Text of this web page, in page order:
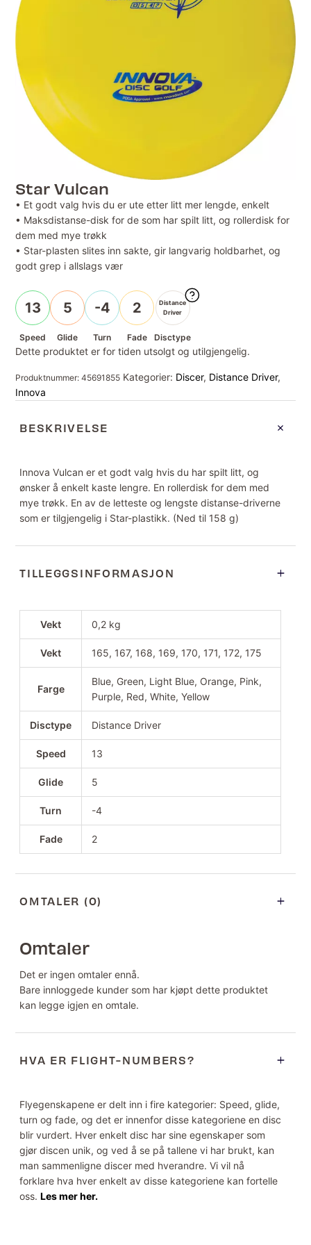
Star Vulcan
• Et godt valg hvis du er ute etter litt mer lengde, enkelt
• Maksdistanse-disk for de som har spilt litt, og rollerdisk for
dem med mye trøkk
• Star-plasten slites inn sakte, gir langvarig holdbarhet, og
godt grep i allslags vær
13
Speed
5
Glide
-4
Turn
2
Fade
Distance
Driver
Disctype
Dette produktet er for tiden utsolgt og utilgjengelig.
Produktnummer:45691855 Kategorier: Discer, Distance Driver,
Innova
BESKRIVELSE
Innova Vulcan er et godt valg hvis du har spilt litt, og
ønsker å enkelt kaste lengre. En rollerdisk for dem med
mye trøkk. En av de letteste og lengste distanse-driverne
som er tilgjengelig i Star-plastikk. (Ned til 158 g)
TILLEGGSINFORMASJON
Vekt 0,2 kg
Vekt 165, 167, 168, 169, 170, 171, 172, 175
Farge
Blue, Green, Light Blue, Orange, Pink,
Purple, Red, White, Yellow
Disctype Distance Driver
Speed 13
Glide 5
Turn -4
Fade 2
OMTALER (0)
Omtaler
Det er ingen omtaler ennå.
Bare innloggede kunder som har kjøpt dette produktet
kan legge igjen en omtale.
HVA ER FLIGHT-NUMBERS?
Flyegenskapene er delt inn i fire kategorier: Speed, glide,
turn og fade, og det er innenfor disse kategoriene en disc
blir vurdert. Hver enkelt disc har sine egenskaper som
gjør discen unik, og ved å se på tallene vi har brukt, kan
man sammenligne discer med hverandre. Vi vil nå
forklare hva hver enkelt av disse kategoriene kan fortelle
oss.Les mer her.